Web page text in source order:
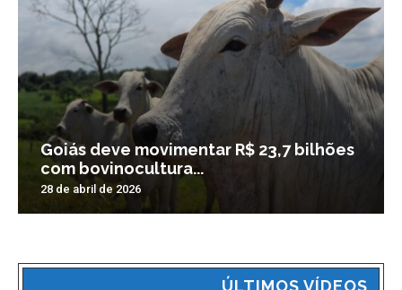
Goiás deve movimentar R$ 23,7 bilhões
com bovinocultura...
28 de abril de 2026
ÚLTIMOS VÍDEOS